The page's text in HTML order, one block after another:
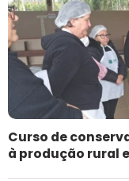
Curso de
à produção rural